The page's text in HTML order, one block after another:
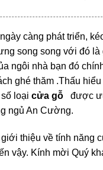
càng phát triển,
song song với đó
ngôi nhà bạn đó
ghé thăm .Thấu
loại cửa gỗ được
ngủ An Cường.
thiệu về tính năng
vậy. Kính mời Quý